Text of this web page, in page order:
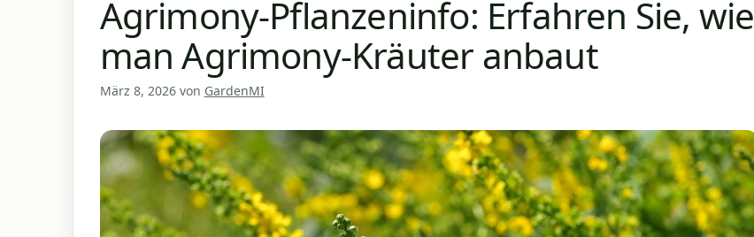
Agrimony-Pflanzeninfo: Erfahren Sie, wie
man Agrimony-Kräuter anbaut
März 8, 2026 von GardenMI